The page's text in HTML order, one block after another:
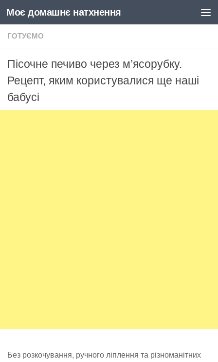
Skip to content
Моє домашнє натхнення
ГОТУЄМО
Пісочне печиво через м’ясорубку.
Рецепт, яким користувалися ще наші
бабусі
Без розкочування, ручного ліплення та різноманітних